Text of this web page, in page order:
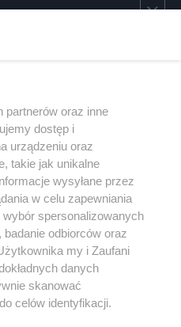
Instagram Youtube
partnerów oraz inne
dostęp i
urządzeniu oraz
takie jak unikalne
wysyłane przez
w celu zapewniania
spersonalizowanych
odbiorców oraz
my i Zaufani
danych
skanować
celów identyfikacji.